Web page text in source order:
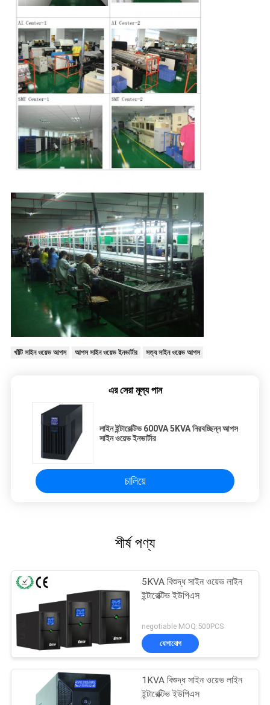
খাঁটি সাইন ওয়েভ আপস আপস সাইন ওয়েভ ইনভার্টার সত্য সাইন ওয়েভ আপস
এর সেরা মূল্য পান
লাইন ইন্টারেক্টিভ 600VA 5KVA নিরবচ্ছিন্ন আপস
সাইন ওয়েভ ইনভার্টার
চালিয়ে
শীর্ষ পণ্য
5KVA বিশুদ্ধ সাইন ওয়েভ লাইন
ইন্টারেক্টিভ ইউপিএস
negotiable MOQ:500PCS
যোগাযোগ
1KVA বিশুদ্ধ সাইন ওয়েভ লাইন
ইন্টারেক্টিভ ইউপিএস